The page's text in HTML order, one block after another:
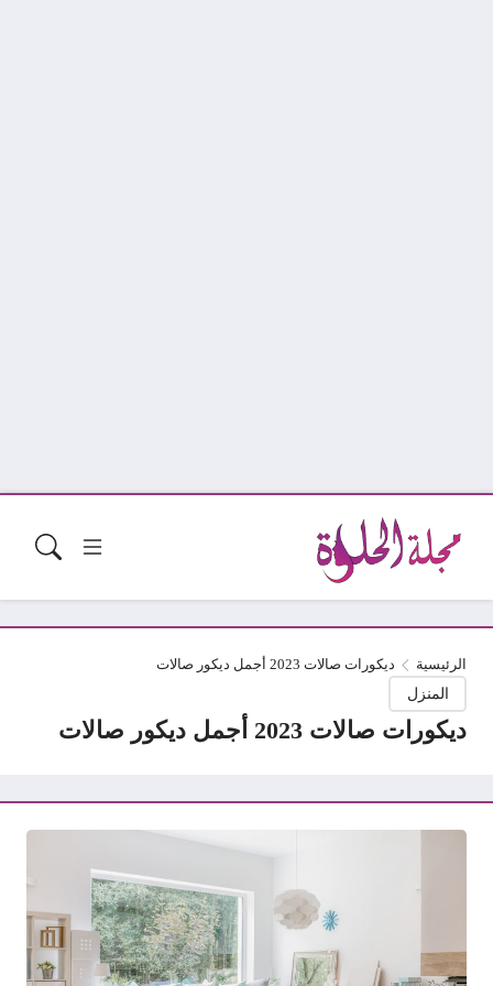
الرئيسية ديكورات صالات 2023 أجمل ديكور صالات
المنزل
ديكورات صالات 2023 أجمل ديكور صالات